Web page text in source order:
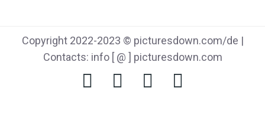
Copyright 2022-2023 © picturesdown.com/de |
Contacts: info [ @ ] picturesdown.com